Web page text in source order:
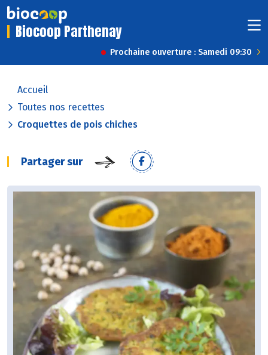
Biocoop Parthenay
Prochaine ouverture : Samedi 09:30
Accueil
Toutes nos recettes
Croquettes de pois chiches
Partager sur